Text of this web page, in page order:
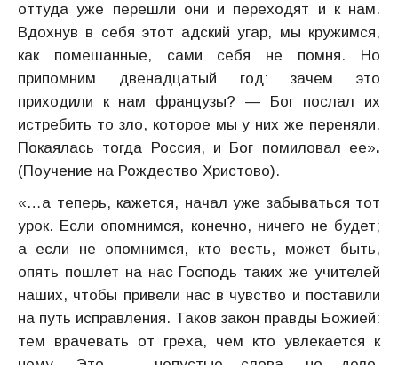
оттуда уже перешли они и переходят и к нам.
Вдохнув в себя этот адский угар, мы кружимся,
как помешанные, сами себя не помня. Но
припомним двенадцатый год: зачем это
приходили к нам французы? — Бог послал их
истребить то зло, которое мы у них же переняли.
Покаялась тогда Россия, и Бог помиловал ее».
(Поучение на Рождество Христово).
«…а теперь, кажется, начал уже забываться тот
урок. Если опомнимся, конечно, ничего не будет;
а если не опомнимся, кто весть, может быть,
опять пошлет на нас Господь таких же учителей
наших, чтобы привели нас в чувство и поставили
на путь исправления. Таков закон правды Божией:
тем врачевать от греха, чем кто увлекается к